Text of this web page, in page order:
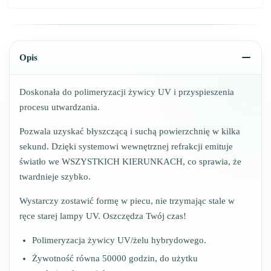
Opis
Doskonała do polimeryzacji żywicy UV i przyspieszenia
procesu utwardzania.
Pozwala uzyskać błyszczącą i suchą powierzchnię w kilka
sekund. Dzięki systemowi wewnętrznej refrakcji emituje
światło we WSZYSTKICH KIERUNKACH, co sprawia, że
twardnieje szybko.
Wystarczy zostawić formę w piecu, nie trzymając stale w
ręce starej lampy UV. Oszczędza Twój czas!
Polimeryzacja żywicy UV/żelu hybrydowego.
Żywotność równa 50000 godzin, do użytku